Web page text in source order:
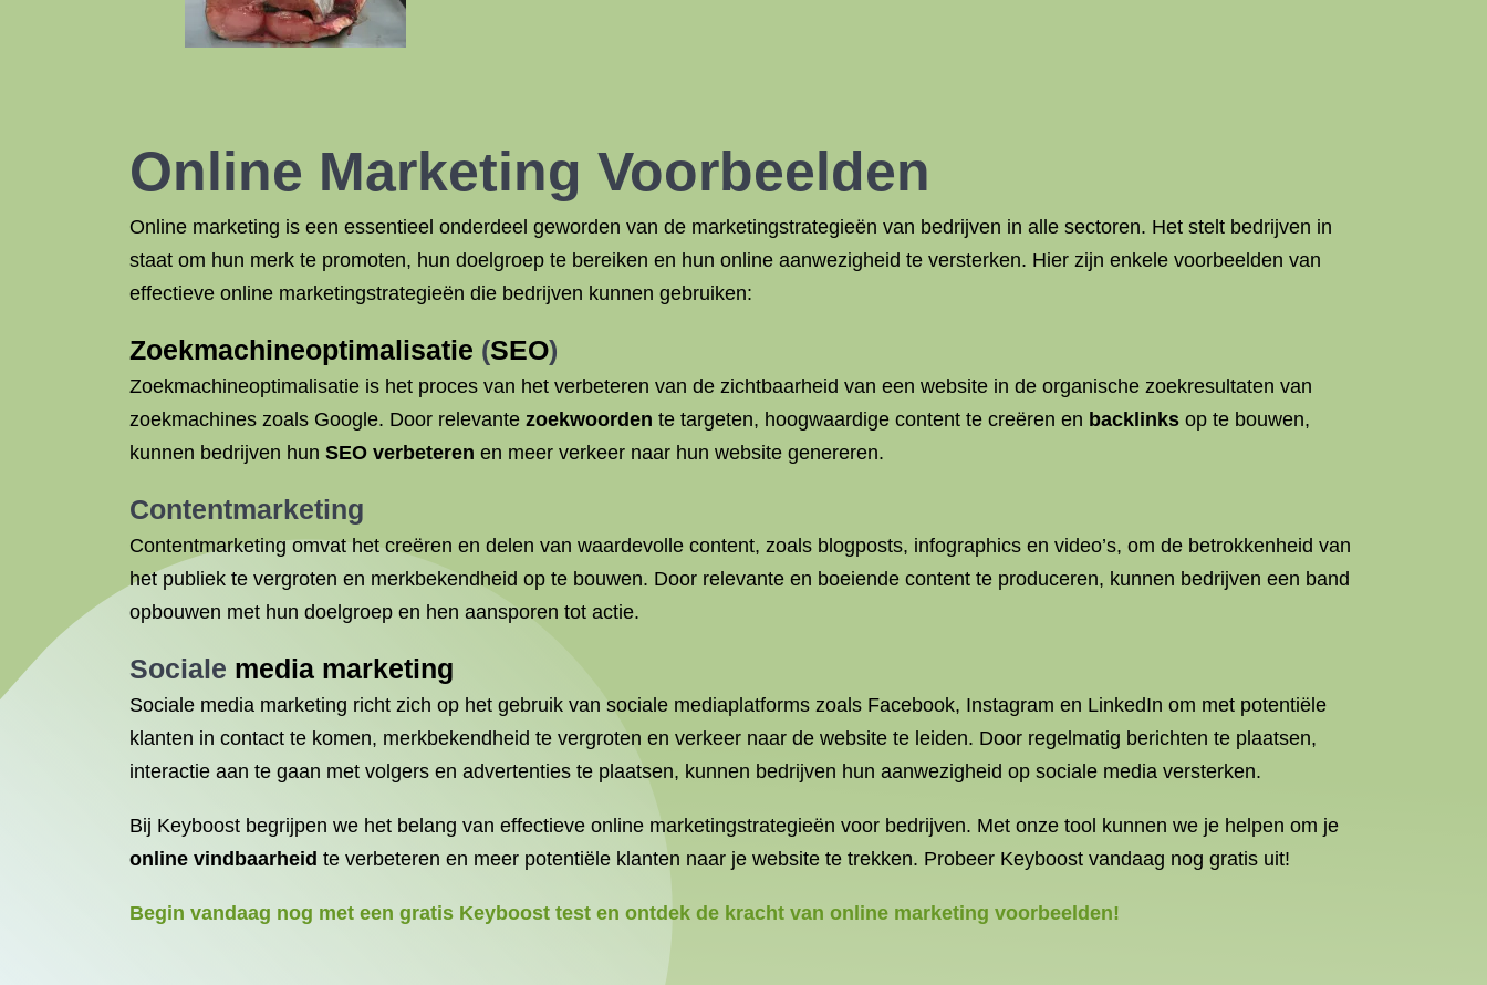
Online Marketing Voorbeelden
Online marketing is een essentieel onderdeel geworden van de marketingstrategieën van bedrijven in alle sectoren. Het stelt bedrijven in
staat om hun merk te promoten, hun doelgroep te bereiken en hun online aanwezigheid te versterken. Hier zijn enkele voorbeelden van
effectieve online marketingstrategieën die bedrijven kunnen gebruiken:
Zoekmachineoptimalisatie (SEO)
Zoekmachineoptimalisatie is het proces van het verbeteren van de zichtbaarheid van een website in de organische zoekresultaten van
zoekmachines zoals Google. Door relevante zoekwoorden te targeten, hoogwaardige content te creëren en backlinks op te bouwen,
kunnen bedrijven hun SEO verbeteren en meer verkeer naar hun website genereren.
Contentmarketing
Contentmarketing omvat het creëren en delen van waardevolle content, zoals blogposts, infographics en video’s, om de betrokkenheid van
het publiek te vergroten en merkbekendheid op te bouwen. Door relevante en boeiende content te produceren, kunnen bedrijven een band
opbouwen met hun doelgroep en hen aansporen tot actie.
Sociale media marketing
Sociale media marketing richt zich op het gebruik van sociale mediaplatforms zoals Facebook, Instagram en LinkedIn om met potentiële
klanten in contact te komen, merkbekendheid te vergroten en verkeer naar de website te leiden. Door regelmatig berichten te plaatsen,
interactie aan te gaan met volgers en advertenties te plaatsen, kunnen bedrijven hun aanwezigheid op sociale media versterken.
Bij Keyboost begrijpen we het belang van effectieve online marketingstrategieën voor bedrijven. Met onze tool kunnen we je helpen om je
online vindbaarheid te verbeteren en meer potentiële klanten naar je website te trekken. Probeer Keyboost vandaag nog gratis uit!
Begin vandaag nog met een gratis Keyboost test en ontdek de kracht van online marketing voorbeelden!